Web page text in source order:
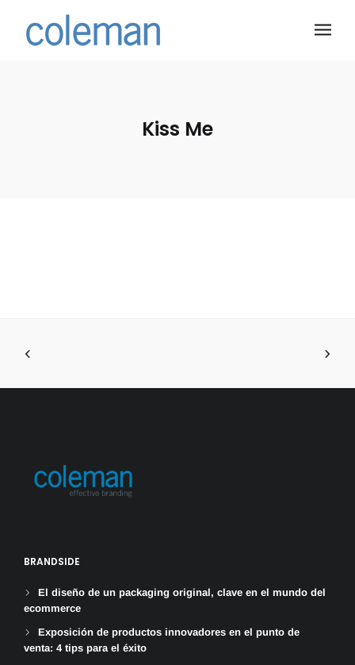
Kiss Me
BRANDSIDE
El diseño de un packaging original, clave en el mundo del
ecommerce
Exposición de productos innovadores en el punto de
venta: 4 tips para el éxito